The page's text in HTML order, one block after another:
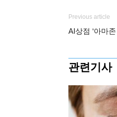
Previous article
AI상점 ‘아마
관련기사